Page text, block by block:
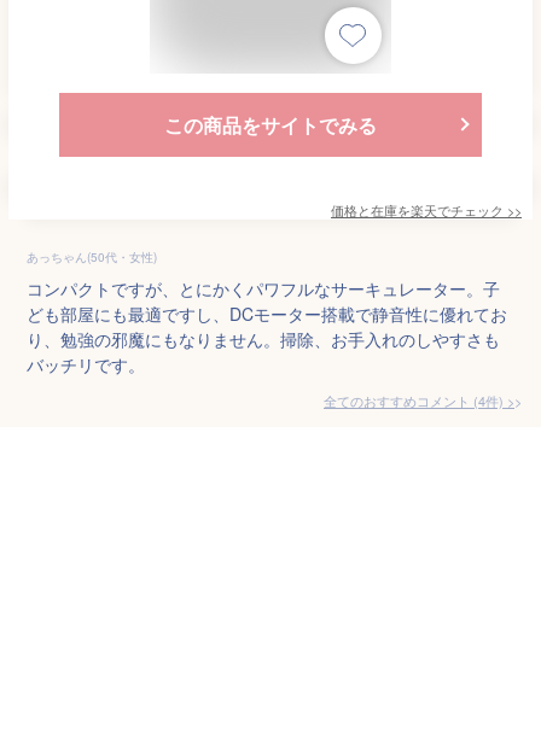
この商品をサイトでみる
価格と在庫を楽天でチェック >>
あっちゃん(50代・女性)
コンパクトですが、とにかくパワフルなサーキュレーター。子
ども部屋にも最適ですし、DCモーター搭載で静音性に優れてお
り、勉強の邪魔にもなりません。掃除、お手入れのしやすさも
バッチリです。
全てのおすすめコメント (4件) >